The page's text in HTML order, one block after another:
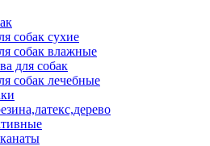
собак сухие
собак влажные
для собак
собак лечебные